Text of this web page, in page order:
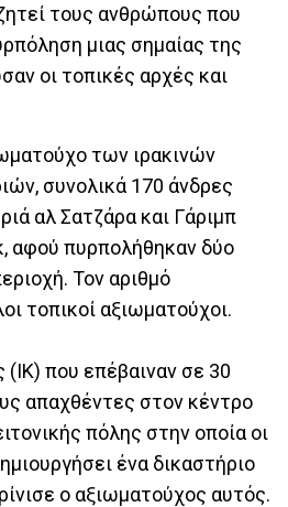
τους ανθρώπους που
μιας σημαίας της
οι τοπικές αρχές και
των ιρακινών
συνολικά 170 άνδρες
αλ Σατζάρα και Γάριμπ
αφού πυρπολήθηκαν δύο
Τον αριθμό
τοπικοί αξιωματούχοι.
που επέβαιναν σε 30
απαχθέντες στον κέντρο
πόλης στην οποία οι
ένα δικαστήριο
ο αξιωματούχος αυτός.